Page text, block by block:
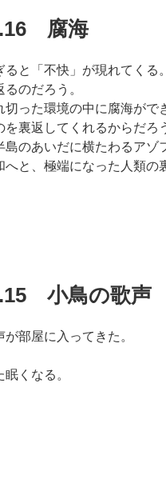
腐海
と「不快」が現れてくる。
のだろう。
切った環境の中に腐海がで
裏返してくれるからだろ
島のあいだに横たわるアゾ
と、極端になった人類の
小鳥の歌声
部屋に入ってきた。
くなる。